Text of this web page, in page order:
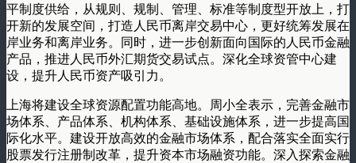
平制度供给，从规则、规制、管理、标准等制度型开放上，打
开新的发展空间，打造人民币离岸交易中心，更好统筹发展在
岸业务和离岸业务。同时，进一步创新面向国际的人民币金融
产品，推进人民币外汇期货交易试点。深化全球资管中心建
设，提升人民币资产吸引力。
上海将建设全球资源配置功能高地。周小全表示，完善金融市
场体系、产品体系、机构体系、基础设施体系，进一步提高国
际化水平。建设开放高效的金融市场体系，配合落实全面实行
股票发行注册制改革，提升资本市场融资功能。深入探索金融